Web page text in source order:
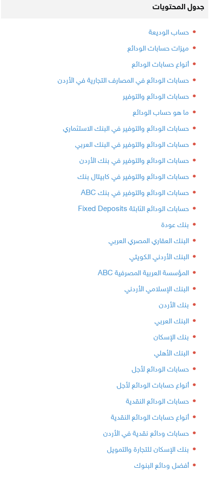
جدول المحتويات
حساب الوديعة
ميزات حسابات الودائع
أنواع حسابات الودائع
حسابات الودائع في المصارف التجارية في الأردن
حسابات الودائع والتوفير
ما هو حساب الودائع
حسابات الودائع والتوفير في البنك الاستثماري
حسابات الودائع والتوفير في البنك العربي
حسابات الودائع والتوفير في بنك الأردن
حسابات الودائع والتوفير في كابيتال بنك
حسابات الودائع والتوفير في بنك ABC
حسابات الودائع الثابتة Fixed Deposits
بنك عودة
البنك العقاري المصري العربي
البنك الأردني الكويتي
المؤسسة العربية المصرفية ABC
البنك الإسلامي الأردني
بنك الأردن
البنك العربي
بنك الإسكان
البنك الأهلي
حسابات الودائع لأجل
أنواع حسابات الودائع لأجل
حسابات الودائع النقدية
أنواع حسابات الودائع النقدية
حسابات ودائع نقدية في الأردن
بنك الإسكان للتجارة والتمويل
أفضل ودائع البنوك